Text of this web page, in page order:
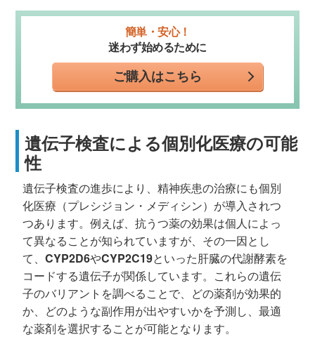
簡単・安心！
迷わず始めるために
ご購入はこちら
遺伝子検査による個別化医療の可能
性
遺伝子検査の進歩により、精神疾患の治療にも個別
化医療（プレシジョン・メディシン）が導入されつ
つあります。例えば、抗うつ薬の効果は個人によっ
て異なることが知られていますが、その一因とし
て、CYP2D6やCYP2C19といった肝臓の代謝酵素を
コードする遺伝子が関係しています。これらの遺伝
子のバリアントを調べることで、どの薬剤が効果的
か、どのような副作用が出やすいかを予測し、最適
な薬剤を選択することが可能となります。